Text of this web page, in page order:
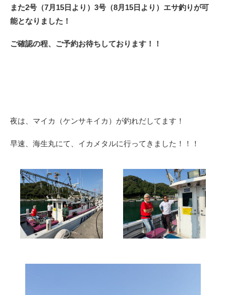
また2号（7月15日より）3号（8月15日より）エサ釣りが可
能となりました！
ご確認の程、ご予約お待ちしております！！
夜は、マイカ（ケンサキイカ）が釣れだしてます！
早速、海生丸にて、イカメタルに行ってきました！！！